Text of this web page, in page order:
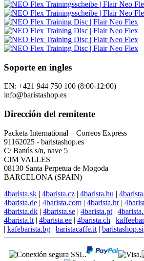
Soporte en ingles
EN: +421 944 750 100 (8:00-12:00)
info@baristashop.es
Dirección del remitente
Packeta International – Correos Express
91162025 - baristashop.es
C/ Banús s/n, nave 5
CIM VALLES
08130 Santa Perpetua de Mogoda
BARCELONA (SPAIN)
4barista.sk | 4barista.cz | 4barista.hu |
4barista.de | 4barista.com | 4barista.hr|
4barista.dk | 4barista.se | 4barista.pt |
4barista.lt | 4barista.ee | 4barista.ch |
| kafebarista.bg | baristacaffe.it | baristashop.si